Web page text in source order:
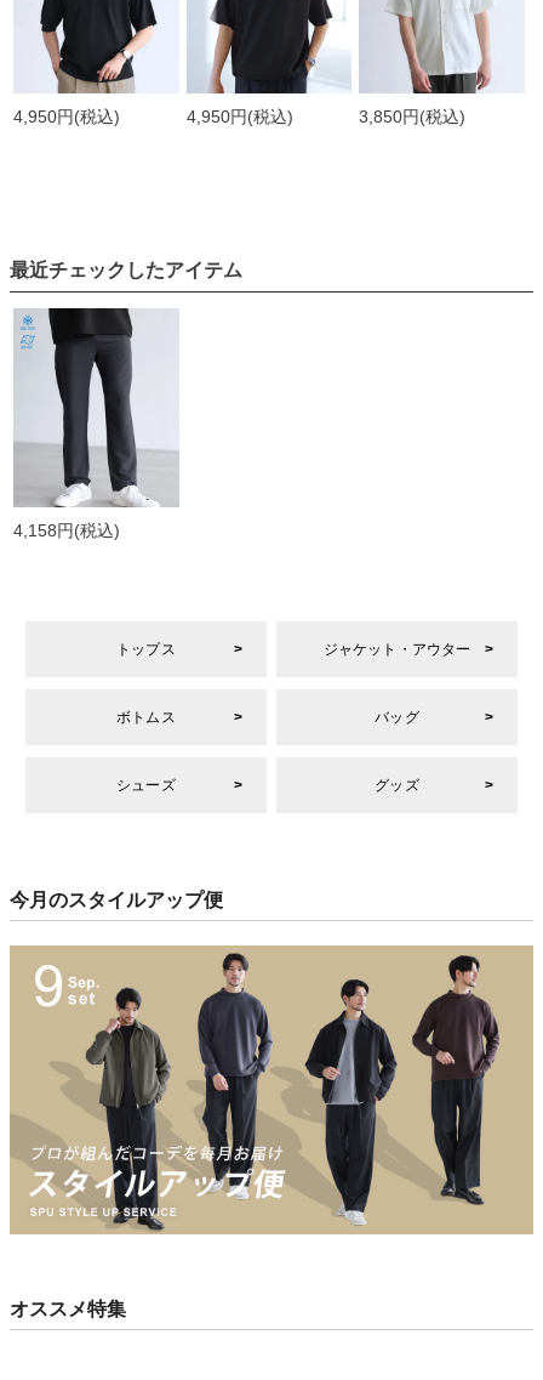
4,950円(税込) 4,950円(税込) 3,850円(税込)
最近チェックしたアイテム
4,158円(税込)
トップス ジャケット・アウター
ボトムス バッグ
シューズ グッズ
今月のスタイルアップ便
オススメ特集